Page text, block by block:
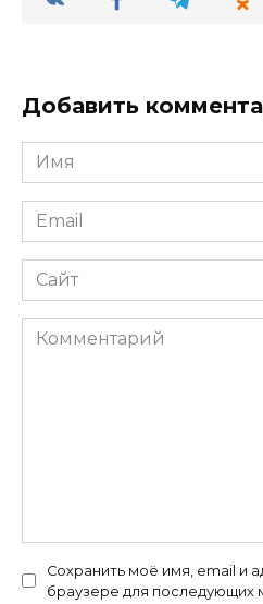
Добавить
Имя
*
Email
*
Сайт
Комментарий
Сохранить моё имя, email и
браузере для последующих